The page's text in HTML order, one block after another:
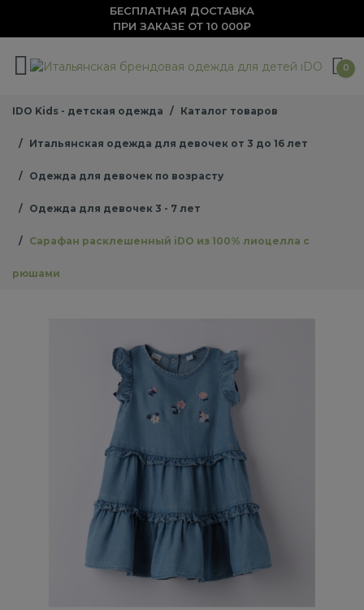
БЕСПЛАТНАЯ ДОСТАВКА
ПРИ ЗАКАЗЕ ОТ 10 000₽
0
IDO Kids - детская одежда Каталог товаров
Итальянская одежда для девочек от 3 до 16 лет
Одежда для девочек по возрасту
Одежда для девочек 3 - 7 лет
Сарафан расклешенный iDO из 100% лиоцелла с
рюшами